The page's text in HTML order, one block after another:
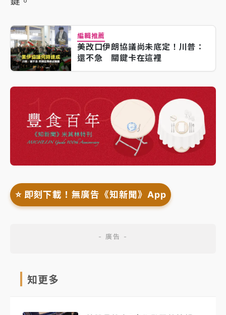
編輯推薦
美改口伊朗協議尚未底定！川普：
還不急 關鍵卡在這裡
⭐️ 即刻下載！無廣告《知新聞》App
知更多